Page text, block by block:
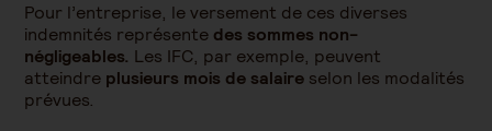
Pour l’entreprise, le versement de ces diverses
indemnités représente des sommes non-
négligeables. Les IFC, par exemple, peuvent
atteindre plusieurs mois de salaire selon les modalités
prévues.